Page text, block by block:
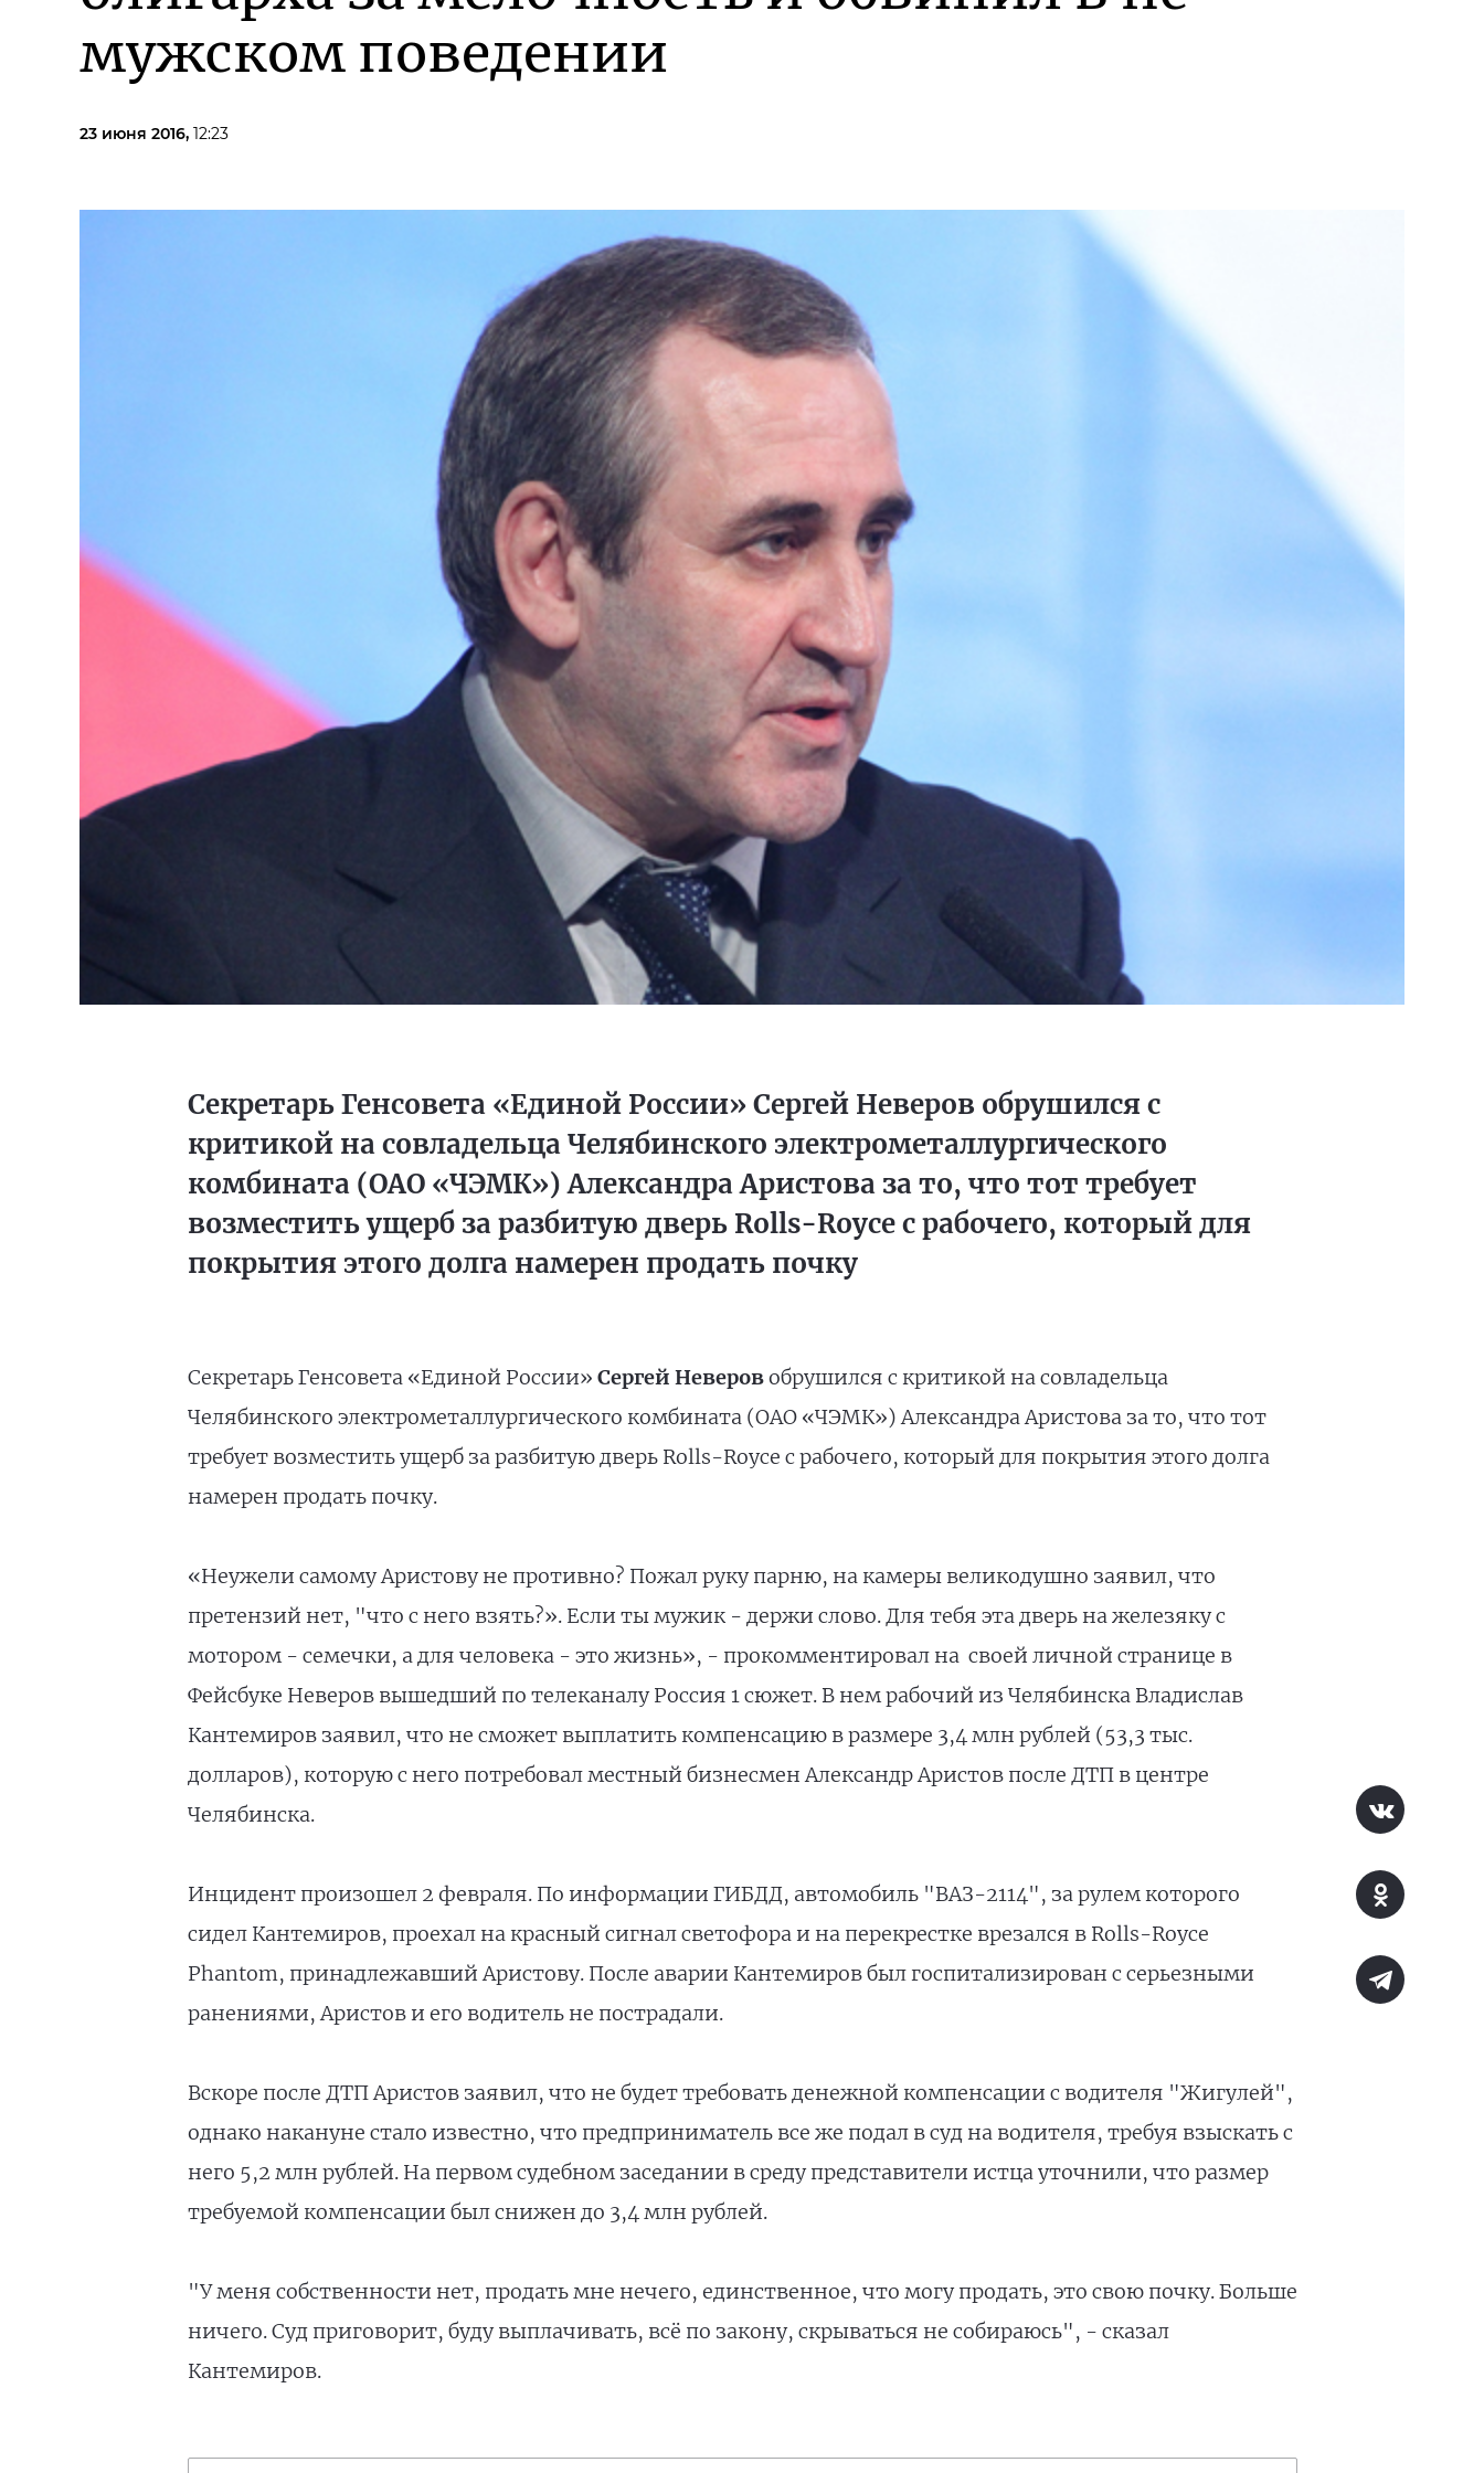
мужском поведении
23 июня 2016, 12:23
Секретарь Генсовета «Единой России» Сергей Неверов обрушился с
критикой на совладельца Челябинского электрометаллургического
комбината (ОАО «ЧЭМК») Александра Аристова за то, что тот требует
возместить ущерб за разбитую дверь Rolls-Royce с рабочего, который для
покрытия этого долга намерен продать почку
Секретарь Генсовета «Единой России» Сергей Неверовобрушился с критикой на совладельца
Челябинского электрометаллургического комбината (ОАО «ЧЭМК») Александра Аристова за то, что тот
требует возместить ущерб за разбитую дверь Rolls-Royce с рабочего, который для покрытия этого долга
намерен продать почку.
«Неужели самому Аристову не противно? Пожал руку парню, на камеры великодушно заявил, что
претензий нет, "что с него взять?». Если ты мужик - держи слово. Для тебя эта дверь на железяку с
мотором - семечки, а для человека - это жизнь», - прокомментировал на своей личной странице в
Фейсбуке Неверов вышедший по телеканалу Россия 1 сюжет. В нем рабочий из Челябинска Владислав
Кантемиров заявил, что не сможет выплатить компенсацию в размере 3,4 млн рублей (53,3 тыс.
долларов), которую с него потребовал местный бизнесмен Александр Аристов после ДТП в центре
Челябинска.
Инцидент произошел 2 февраля. По информации ГИБДД, автомобиль "ВАЗ-2114", за рулем которого
сидел Кантемиров, проехал на красный сигнал светофора и на перекрестке врезался в Rolls-Royce
Phantom, принадлежавший Аристову. После аварии Кантемиров был госпитализирован с серьезными
ранениями, Аристов и его водитель не пострадали.
Вскоре после ДТП Аристов заявил, что не будет требовать денежной компенсации с водителя "Жигулей",
однако накануне стало известно, что предприниматель все же подал в суд на водителя, требуя взыскать с
него 5,2 млн рублей. На первом судебном заседании в среду представители истца уточнили, что размер
требуемой компенсации был снижен до 3,4 млн рублей.
"У меня собственности нет, продать мне нечего, единственное, что могу продать, это свою почку. Больше
ничего. Суд приговорит, буду выплачивать, всё по закону, скрываться не собираюсь", - сказал
Кантемиров.